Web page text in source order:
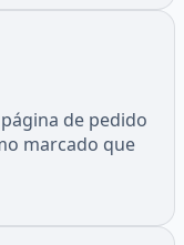
de pedido
marcado que